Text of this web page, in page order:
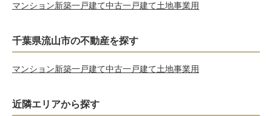
マンション新築一戸建て中古一戸建て土地事業用
千葉県流山市の不動産を探す
マンション新築一戸建て中古一戸建て土地事業用
近隣エリアから探す